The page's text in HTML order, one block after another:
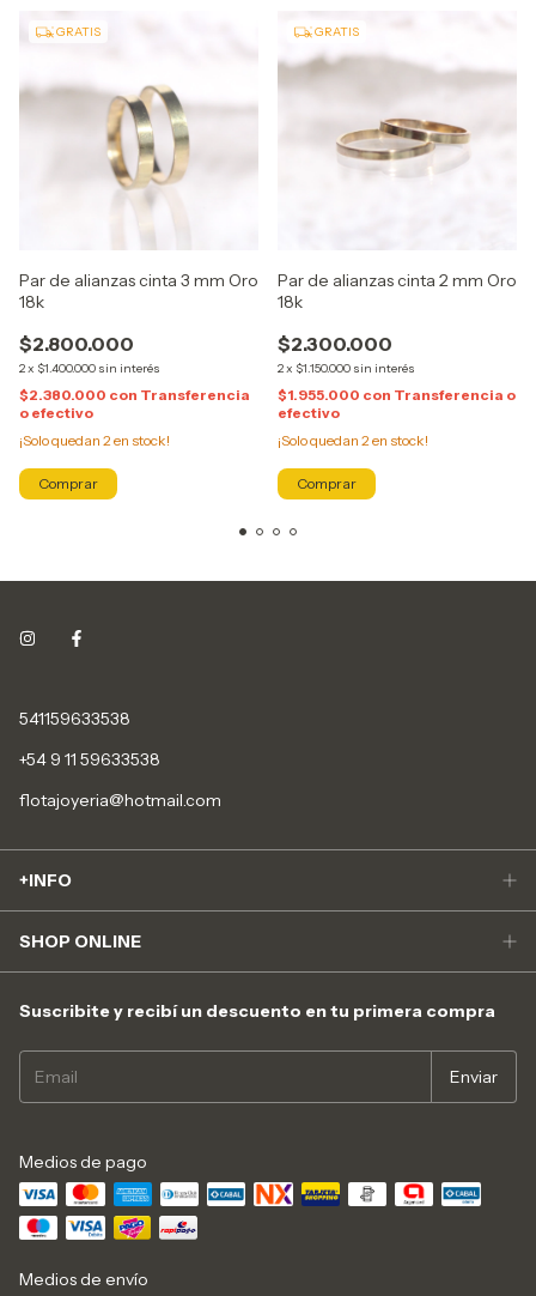
GRATIS
Par de alianzas cinta 3 mm Oro
18k
$2.800.000
2x $1.400.000 sin interés
$2.380.000 con Transferencia
o efectivo
¡Solo quedan 2 en stock!
GRATIS
Par de alianzas cinta 2 mm Oro
18k
$2.300.000
2x $1.150.000 sin interés
$1.955.000 con Transferencia o
efectivo
¡Solo quedan 2 en stock!
541159633538
+54 9 11 59633538
flotajoyeria@hotmail.com
+INFO
SHOP ONLINE
Suscribite y recibí un descuento en tu primera compra
Medios de pago
Medios de envío